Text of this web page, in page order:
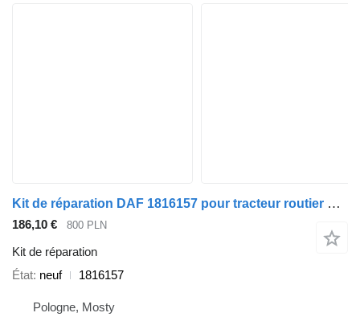
Kit de réparation DAF 1816157 pour tracteur routier DAF XF
186,10 € 800 PLN
Kit de réparation
État neuf 1816157
Pologne, Mosty